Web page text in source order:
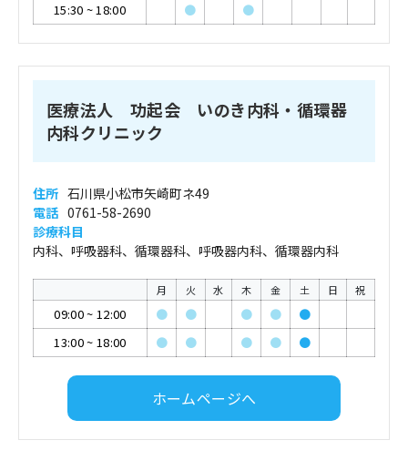
15:30 ~18:00 ● ●
医療法人 功起会 いのき内科・循環器
内科クリニック
住所 石川県小松市矢崎町ネ49
電話 0761-58-2690
診療科目
内科、呼吸器科、循環器科、呼吸器内科、循環器内科
月 火 水 木 金 土 日 祝
09:00~ 12:00 ● ● ● ●
●
13:00~ 18:00 ● ● ● ● ●
ホームページへ